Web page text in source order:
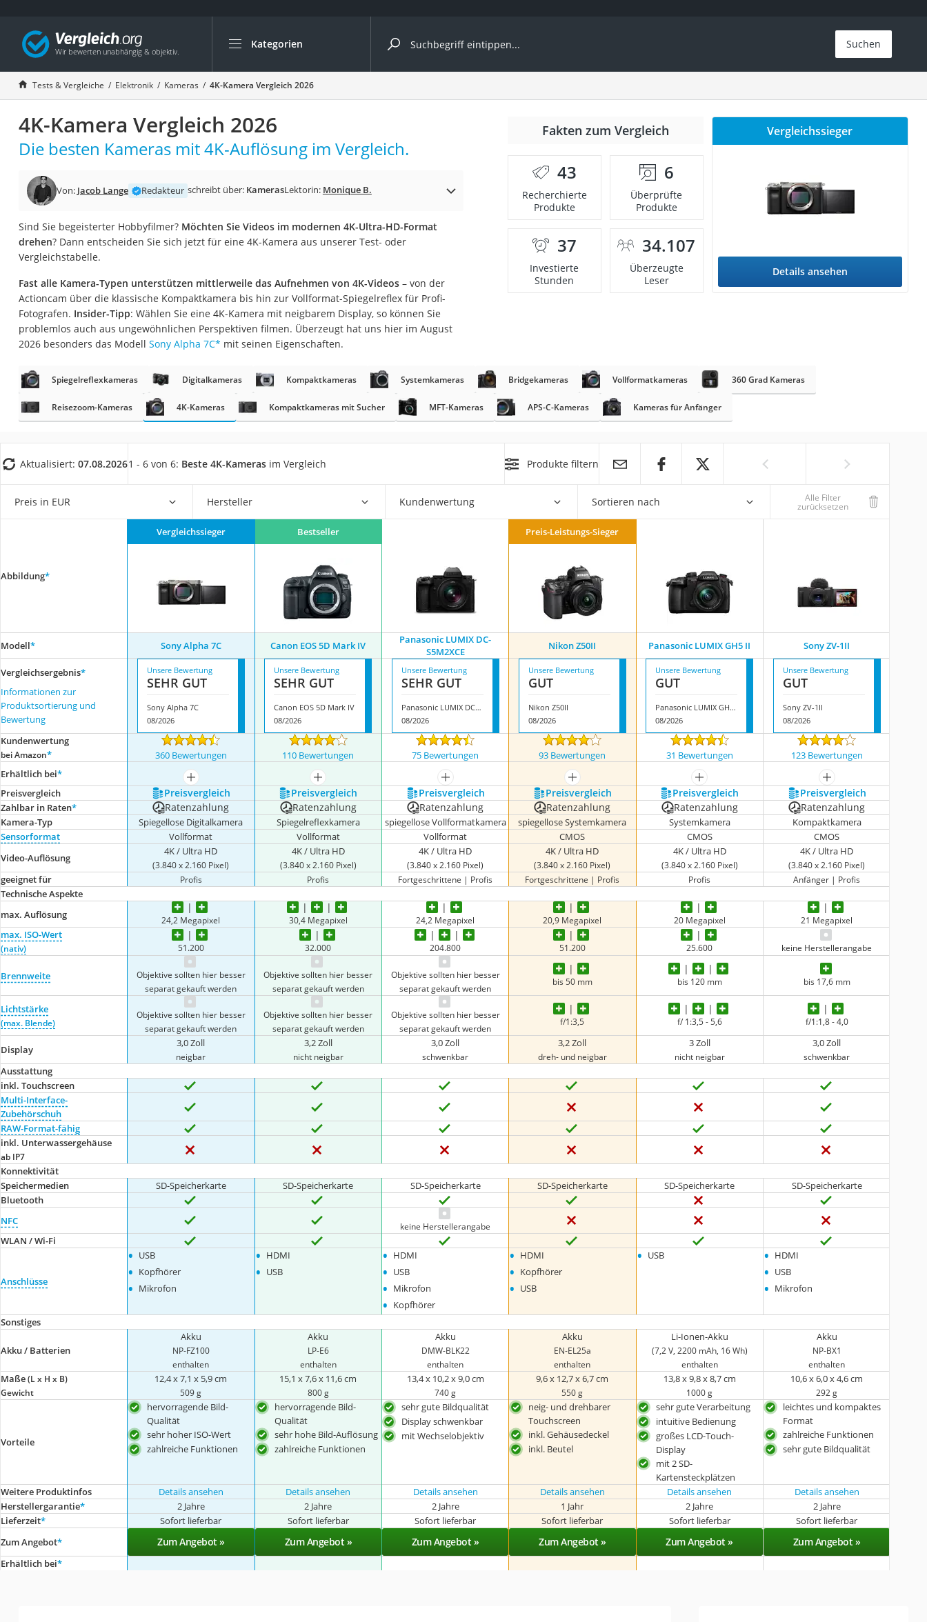
Kategorien
Die beliebtesten Vergleiche nach Kategorie
Elektronik
Powerstation
Monitor 32 Zoll 4K
Fernseher
Desktop-PC
Diascanner
Powerstation mit Solarpanel
Gaming-PC
Soundbar
Satellitenschüssel
Gaming-Headset
Ladekabel Typ 2 Schuko
Lichtwecker
Acer Aspire
Service
Suchen
Tests & Vergleiche Elektronik Kameras 4K-Kamera Vergleich 2026
4K-Kamera Vergleich 2026
Die besten Kameras mit 4K-Auflösung im Vergleich.
Von: Jacob Lange Redakteur schreibt über: KamerasLektorin: Monique B.
Sind Sie begeisterter Hobbyfilmer? Möchten Sie Videos im modernen 4K-Ultra-HD-Format
drehen? Dann entscheiden Sie sich jetzt für eine 4K-Kamera aus unserer Test- oder
Vergleichstabelle.
Fast alle Kamera-Typen unterstützen mittlerweile das Aufnehmen von 4K-Videos– von der
Actioncam über die klassische Kompaktkamera bis hin zur Vollformat-Spiegelreflex für Profi-
Fotografen. Insider-Tipp: Wählen Sie eine 4K-Kamera mit neigbarem Display, so können Sie
problemlos auch aus ungewöhnlichen Perspektiven filmen. Überzeugt hat uns hier im August
2026 besonders das Modell Sony Alpha 7C* mit seinen Eigenschaften.
Fakten zum Vergleich
43
Recherchierte
Produkte
6
Überprüfte
Produkte
37
Investierte
Stunden
34.107
Überzeugte
Leser
Vergleichssieger
Details ansehen
Spiegelreflexkameras Digitalkameras Kompaktkameras Systemkameras Bridgekameras Vollformatkameras 360 Grad Kameras
Reisezoom-Kameras 4K-Kameras Kompaktkameras mit Sucher MFT-Kameras APS-C-Kameras Kameras für Anfänger
Aktualisiert: 07.08.20261 - 6 von 6: Beste 4K-Kameras im Vergleich Produkte filtern
Preis in EUR Hersteller Kundenwertung Sortieren nach Alle Filter
zurücksetzen
Abbildung*
Vergleichssieger Bestseller Preis-Leistungs-Sieger
Modell* Sony Alpha 7C Canon EOS 5D Mark IV
Panasonic LUMIX DC-
S5M2XCE
Nikon Z50II Panasonic LUMIX GH5 II Sony ZV-1II
Vergleichsergebnis*
Informationen zur
Produktsortierung und
Bewertung
Unsere Bewertung
SEHR GUT
Sony Alpha 7C
08/2026
Unsere Bewertung
SEHR GUT
Canon EOS 5D Mark IV
08/2026
Unsere Bewertung
SEHR GUT
Panasonic LUMIX DC-S5M2XCE
08/2026
Unsere Bewertung
GUT
Nikon Z50II
08/2026
Unsere Bewertung
GUT
Panasonic LUMIX GH5 II
08/2026
Unsere Bewertung
GUT
Sony ZV-1II
08/2026
Kundenwertung
bei Amazon* 360 Bewertungen 110 Bewertungen 75 Bewertungen 93 Bewertungen 31 Bewertungen
123 Bewertungen
Erhältlich bei*
mehr anzeigen mehr anzeigen mehr anzeigen mehr anzeigen mehr anzeigen
mehr anzeigen
Preis­vergleich
Preis­vergleich Preis­vergleich Preis­vergleich Preis­vergleich Preis­vergleich Preis­vergleich
Zahlbar in Raten* Ratenzahlung Ratenzahlung Ratenzahlung Ratenzahlung Ratenzahlung Ratenzahlung
Kamera-Typ Spiegellose Digitalkamera Spiegelreflexkamera spiegellose Vollformatkamera spiegellose Systemkamera Systemkamera
Kompaktkamera
Sensorformat
Vollformat Vollformat Vollformat CMOS CMOS
CMOS
Video-Auflösung
4K / Ultra HD
(3.840 x 2.160 Pixel)
4K / Ultra HD
(3.840 x 2.160 Pixel)
4K / Ultra HD
(3.840 x 2.160 Pixel)
4K / Ultra HD
(3.840 x 2.160 Pixel)
4K / Ultra HD
(3.840 x 2.160 Pixel)
4K / Ultra HD
(3.840 x 2.160 Pixel)
geeignet für Profis Profis Fortgeschrittene | Profis Fortgeschrittene | Profis Profis Anfänger | Profis
Technische Aspekte
max. Auflösung
24,2 Megapixel 30,4 Megapixel 24,2 Megapixel 20,9 Megapixel 20 Megapixel 21 Megapixel
max. ISO-Wert
(nativ) 51.200 32.000 204.800 ‎51.200 25.600 keine Herstellerangabe
Brennweite
Objektive sollten hier besser
separat gekauft werden
Objektive sollten hier besser
separat gekauft werden
Objektive sollten hier besser
separat gekauft werden
bis 50 mm bis 120 mm bis 17,6 mm
Lichtstärke
(max. Blende)
Objektive sollten hier besser
separat gekauft werden
Objektive sollten hier besser
separat gekauft werden
Objektive sollten hier besser
separat gekauft werden
f/1:3,5 f/ 1:3,5 - 5,6 f/1:1,8 - 4,0
Display
3,0 Zoll
neigbar
3,2 Zoll
nicht neigbar
3,0 Zoll
schwenkbar
3,2 Zoll
dreh- und neigbar
3 Zoll
nicht neigbar
3,0 Zoll
schwenkbar
Ausstattung
inkl. Touchscreen
Multi-Interface-
Zubehörschuh
RAW-Format-fähig
inkl. Unterwassergehäuse
ab IP7
Konnektivität
Speichermedien
SD-Speicherkarte SD-Speicherkarte SD-Speicherkarte SD-Speicherkarte SD-Speicherkarte
SD-Speicherkarte
Bluetooth
NFC
keine Herstellerangabe
WLAN / Wi-Fi
Anschlüsse
• USB
• Kopfhörer
• Mikrofon
• HDMI
• USB
• HDMI
• USB
• Mikrofon
• Kopfhörer
• HDMI
• Kopfhörer
• USB
• USB • HDMI
• USB
• Mikrofon
Sonstiges
Akku / Batterien
Akku
NP-FZ100
enthalten
Akku
LP-E6
enthalten
Akku
DMW-BLK22
enthalten
Akku
EN-EL25a
enthalten
Li-Ionen-Akku
(7,2 V, 2200 mAh, 16 Wh)
enthalten
Akku
NP-BX1
enthalten
Maße(L x H x B)
Gewicht
12,4 x 7,1 x 5,9 cm
509 g
15,1 x 7,6 x 11,6 cm
800 g
13,4 x 10,2 x 9,0 cm
740 g
9,6 x 12,7 x 6,7 cm
550 g
13,8 x 9,8 x 8,7 cm
1000 g
10,6 x 6,0 x 4,6 cm
292 g
Vorteile
hervorragende Bild-
Qualität
sehr hoher ISO-Wert
zahlreiche Funktionen
hervorragende Bild-
Qualität
sehr hohe Bild-Auflösung
zahlreiche Funktionen
sehr gute Bildqualität
Display schwenkbar
mit Wechselobjektiv
neig- und drehbarer
Touchscreen
inkl. Gehäusedeckel
inkl. Beutel
sehr gute Verarbeitung
intuitive Bedienung
großes LCD-Touch-
Display
mit 2 SD-
Kartensteckplätzen
leichtes und kompaktes
Format
zahlreiche Funktionen
sehr gute Bildqualität
Weitere Produktinfos Details ansehen Details ansehen Details ansehen Details ansehen Details ansehen
Details ansehen
Herstellergarantie* 2 Jahre 2 Jahre 2 Jahre 1 Jahr 2 Jahre
2 Jahre
Lieferzeit* Sofort lieferbar Sofort lieferbar Sofort lieferbar Sofort lieferbar Sofort lieferbar
Sofort lieferbar
Zum Angebot* Zum Angebot » Zum Angebot » Zum Angebot » Zum Angebot » Zum Angebot » Zum Angebot »
Erhältlich bei*